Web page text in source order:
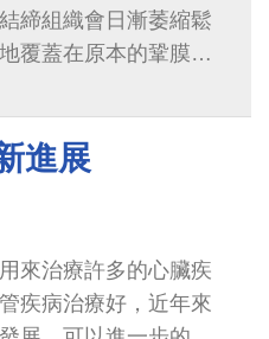
締組織會日漸萎縮鬆
覆蓋在原本的鞏膜外
進展
來治療許多的心臟疾
疾病治療好，近年來